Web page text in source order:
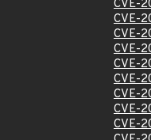
CVE-
CVE-
CVE-
CVE-
CVE-
CVE-
CVE-
CVE-
CVE-